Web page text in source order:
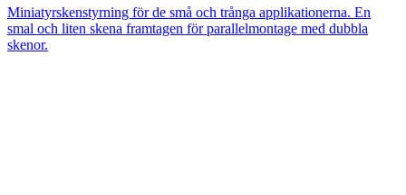
Miniatyrskenstyrning för de små och trånga applikationerna. En
smal och liten skena framtagen för parallelmontage med dubbla
skenor.